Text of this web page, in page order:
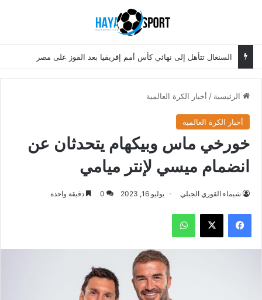
السنغال تتأهل إلى نهائي كأس أمم إفريقيا بعد الفوز على مصر
الرئيسية / أخبار الكرة العالمية
أخبار الكرة العالمية
خورخي ماس وبيكهام يتحدثان عن
انضمام ميسي لإنتر ميامي
شيماء القوري الجبلي يوليو 16, 2023 0 دقيقة واحدة
فيسبوك ‫X واتساب